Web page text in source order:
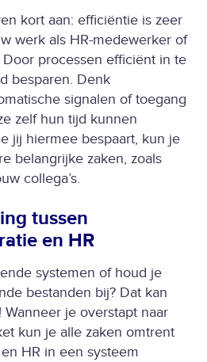
kort aan: efficiëntie is zeer
werk als HR-medewerker of
Door processen efficiënt in te
besparen. Denk
signalen of toegang
zelf hun tijd kunnen
jij hiermee bespaart, kun je
belangrijke zaken, zoals
collega’s.
tussen
en HR
systemen of houd je
bestanden bij? Dat kan
je overstapt naar
kun je alle zaken omtrent
en HR in een systeem